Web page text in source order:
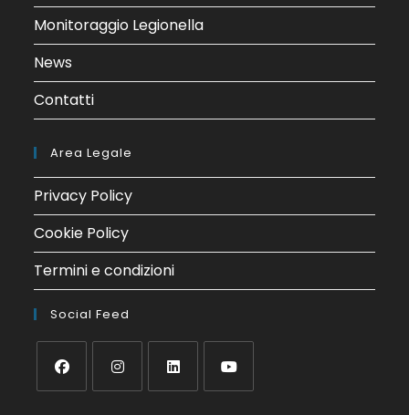
Monitoraggio Legionella
News
Contatti
Area Legale
Privacy Policy
Cookie Policy
Termini e condizioni
Social Feed